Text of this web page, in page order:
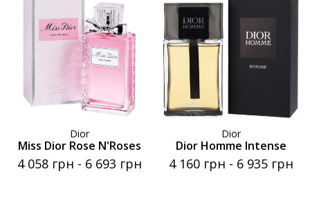
Dior
Miss Dior Rose N'Roses
4 058 грн - 6 693 грн
Dior
Dior Homme Intense
4 160 грн - 6 935 грн